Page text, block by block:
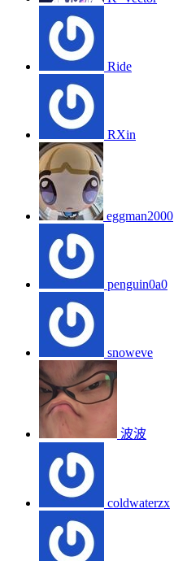
Ride
RXin
eggman2000
penguin0a0
snoweve
波波
coldwaterzx